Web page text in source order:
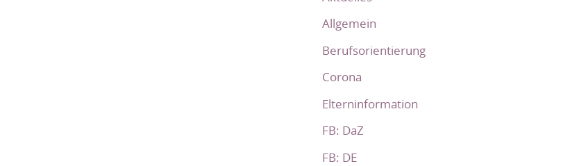
Allgemein
Berufsorientierung
Corona
Elterninformation
FB: DaZ
FB: DE